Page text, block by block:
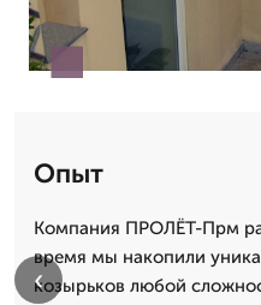
Опыт
Компания ПРОЛЁТ-Прм
время мы накопили
козырьков любой
‹